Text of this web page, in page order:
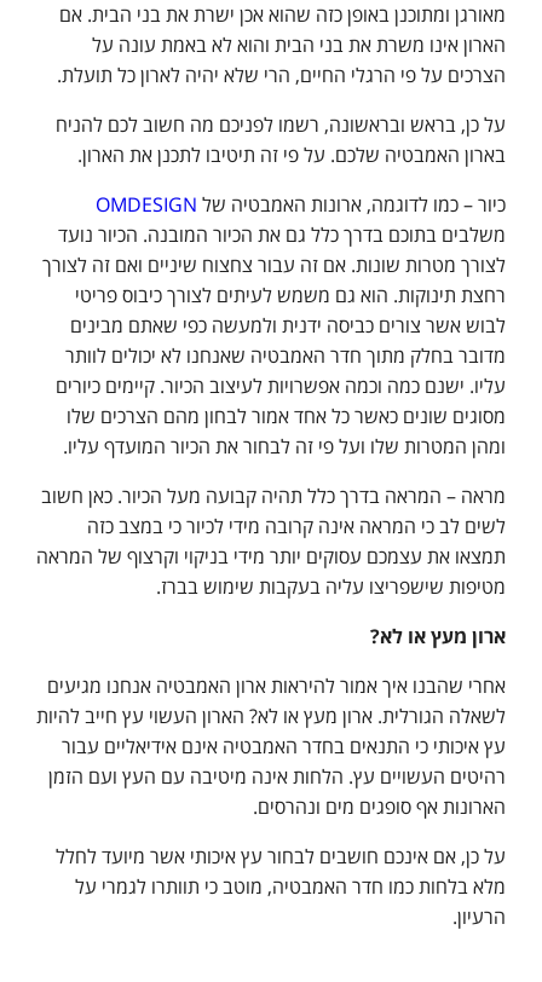
מאורגן ומתוכנן באופן כזה שהוא אכן ישרת את בני הבית. אם
הארון אינו משרת את בני הבית והוא לא באמת עונה על
הצרכים על פי הרגלי החיים, הרי שלא יהיה לארון כל תועלת.
על כן, בראש ובראשונה, רשמו לפניכם מה חשוב לכם להניח
בארון האמבטיה שלכם. על פי זה תיטיבו לתכנן את הארון.
כיור – כמו לדוגמה, ארונות האמבטיה של OMDESIGN
משלבים בתוכם בדרך כלל גם את הכיור המובנה. הכיור נועד
לצורך מטרות שונות. אם זה עבור צחצוח שיניים ואם זה לצורך
רחצת תינוקות. הוא גם משמש לעיתים לצורך כיבוס פריטי
לבוש אשר צורים כביסה ידנית ולמעשה כפי שאתם מבינים
מדובר בחלק מתוך חדר האמבטיה שאנחנו לא יכולים לוותר
עליו. ישנם כמה וכמה אפשרויות לעיצוב הכיור. קיימים כיורים
מסוגים שונים כאשר כל אחד אמור לבחון מהם הצרכים שלו
ומהן המטרות שלו ועל פי זה לבחור את הכיור המועדף עליו.
מראה – המראה בדרך כלל תהיה קבועה מעל הכיור. כאן חשוב
לשים לב כי המראה אינה קרובה מידי לכיור כי במצב כזה
תמצאו את עצמכם עסוקים יותר מידי בניקוי וקרצוף של המראה
מטיפות שישפריצו עליה בעקבות שימוש בברז.
ארון מעץ או לא?
אחרי שהבנו איך אמור להיראות ארון האמבטיה אנחנו מגיעים
לשאלה הגורלית. ארון מעץ או לא? הארון העשוי עץ חייב להיות
עץ איכותי כי התנאים בחדר האמבטיה אינם אידיאליים עבור
רהיטים העשויים עץ. הלחות אינה מיטיבה עם העץ ועם הזמן
הארונות אף סופגים מים ונהרסים.
על כן, אם אינכם חושבים לבחור עץ איכותי אשר מיועד לחלל
מלא בלחות כמו חדר האמבטיה, מוטב כי תוותרו לגמרי על
הרעיון.